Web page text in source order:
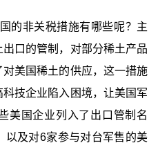
的非关税措施有哪些呢？主
口的管制，对部分稀土产品
美国稀土的供应，这一措施
技企业陷入困境，让美国军
美国企业列入了出口管制名
以及对6家参与对台军售的美